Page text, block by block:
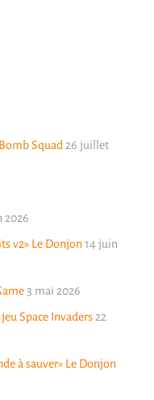
Squad 26 juillet
2026
v2» Le Donjon 14 juin
3 mai 2026
Space Invaders 22
à sauver» Le Donjon